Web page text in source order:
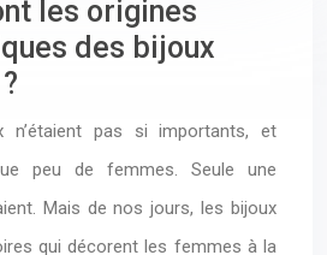
les origines
des bijoux
n’étaient pas si importants, et
peu de femmes. Seule une
Mais de nos jours, les bijoux
qui décorent les femmes à la